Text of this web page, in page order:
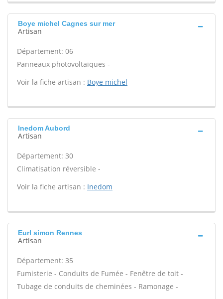
Boye michel Cagnes sur mer
Artisan
Département: 06
Panneaux photovoltaïques -
Voir la fiche artisan : Boye michel
Inedom Aubord
Artisan
Département: 30
Climatisation réversible -
Voir la fiche artisan : Inedom
Eurl simon Rennes
Artisan
Département: 35
Fumisterie - Conduits de Fumée - Fenêtre de toit -
Tubage de conduits de cheminées - Ramonage -